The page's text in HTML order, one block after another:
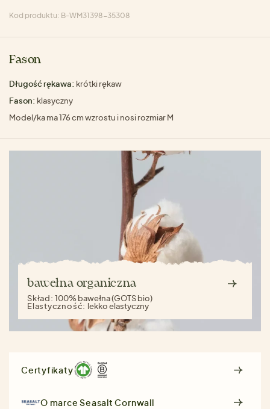
Kod produktu: B-WM31398-35308
Fason
Długość rękawa: krótki rękaw
Fason: klasyczny
Model/ka ma 176 cm wzrostu i nosi rozmiar M
bawełna organiczna
Skład:100% bawełna (GOTS bio)
Elastyczność: lekko elastyczny
Certyfikaty
O marceSeasalt Cornwall